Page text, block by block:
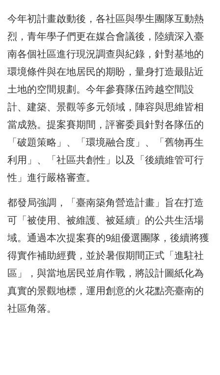
今年初計畫啟動後，各社區與學生團隊互動熱
烈，青年學子們更在媒合會議後，陸續深入臺
南各個社區進行現況調查與紀錄，針對基地的
環境條件與在地居民的期盼，量身打造最貼近
土地的空間規劃。今年參賽隊伍跨越空間設
計、建築、景觀等多元領域，陣容與思維皆相
當成熟。提案賽期間，評審委員針對各隊伍的
「破題策略」、「環境融合度」、「舊物再生
利用」、「社區共創性」以及「後續維管可行
性」進行嚴格審查。
都發局強調，「臺南築角營造計畫」旨在打造
可「被使用、被維護、被延續」的公共生活場
域。通過本次提案賽的9組優選團隊，後續將獲
得實作補助經費，並於暑假期間正式「進駐社
區」，與當地居民並肩作戰，將設計圖紙化為
真實的景觀地標，運用創意的火花點亮臺南的
社區角落。